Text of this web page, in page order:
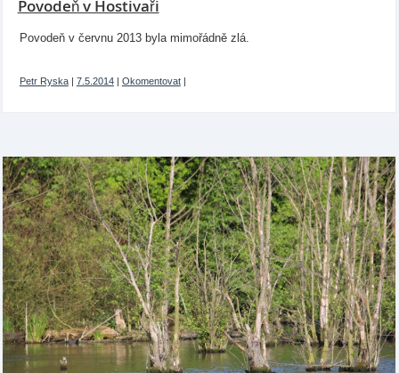
Povodeň v Hostivaři
Povodeň v červnu 2013 byla mimořádně zlá.
Petr Ryska| 7.5.2014| Okomentovat|